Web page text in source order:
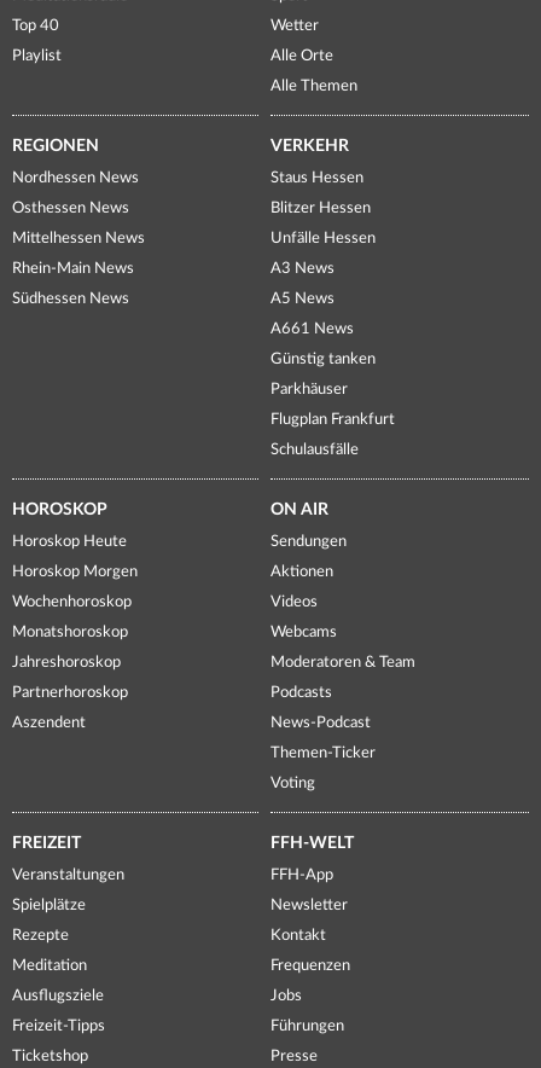
Top 40
Playlist
Wetter
Alle Orte
Alle Themen
REGIONEN
Nordhessen News
Osthessen News
Mittelhessen News
Rhein-Main News
Südhessen News
VERKEHR
Staus Hessen
Blitzer Hessen
Unfälle Hessen
A3 News
A5 News
A661 News
Günstig tanken
Parkhäuser
Flugplan Frankfurt
Schulausfälle
HOROSKOP
Horoskop Heute
Horoskop Morgen
Wochenhoroskop
Monatshoroskop
Jahreshoroskop
Partnerhoroskop
Aszendent
ON AIR
Sendungen
Aktionen
Videos
Webcams
Moderatoren & Team
Podcasts
News-Podcast
Themen-Ticker
Voting
FREIZEIT
Veranstaltungen
Spielplätze
Rezepte
Meditation
Ausflugsziele
Freizeit-Tipps
Ticketshop
FFH-WELT
FFH-App
Newsletter
Kontakt
Frequenzen
Jobs
Führungen
Presse